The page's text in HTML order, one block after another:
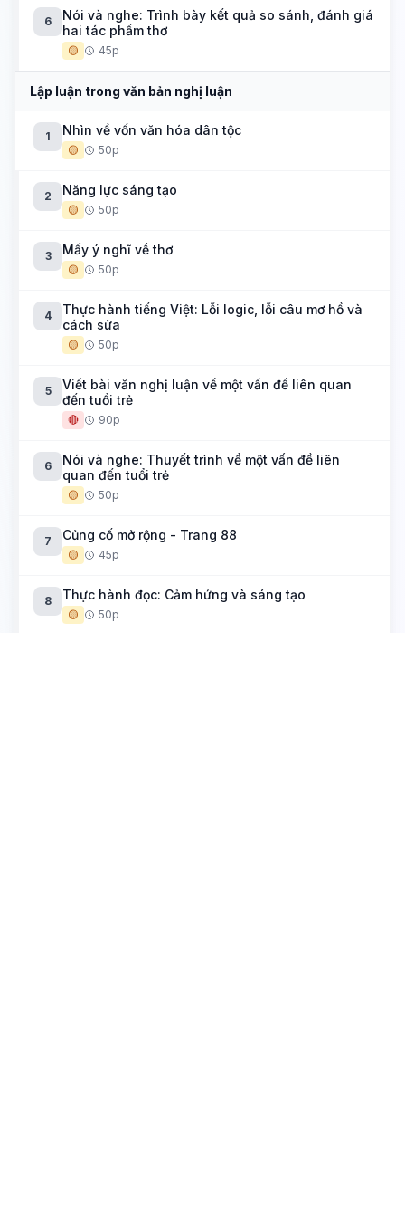
6
Nói và nghe: Trình bày kết quả so sánh, đánh giá
hai tác phẩm thơ
🟡 45p
Lập luận trong văn bản nghị luận
1 Nhìn về vốn văn hóa dân tộc
🟡 50p
2 Năng lực sáng tạo
🟡 50p
3 Mấy ý nghĩ về thơ
🟡 50p
4
Thực hành tiếng Việt: Lỗi logic, lỗi câu mơ hồ và
cách sửa
🟡 50p
5
Viết bài văn nghị luận về một vấn đề liên quan
đến tuổi trẻ
🔴 90p
6
Nói và nghe: Thuyết trình về một vấn đề liên
quan đến tuổi trẻ
🟡 50p
7 Củng cố mở rộng - Trang 88
🟡 45p
8 Thực hành đọc: Cảm hứng và sáng tạo
🟡 50p